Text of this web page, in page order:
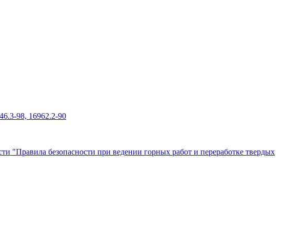
98, 16962.2-90
"Правила безопасности при ведении горных работ и переработке твердых